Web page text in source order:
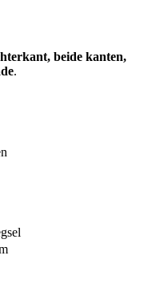
beide kanten,
.